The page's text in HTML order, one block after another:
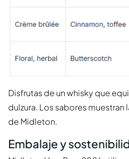
Disfrutas de un whisky que
dulzura. Los sabores
de Midleton.
Embalaje y